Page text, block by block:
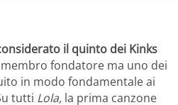
il quinto dei Kinks
fondatore ma uno dei
in modo fondamentale ai
tutti Lola, la prima canzone